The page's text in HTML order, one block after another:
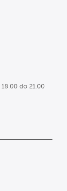
do 21.00